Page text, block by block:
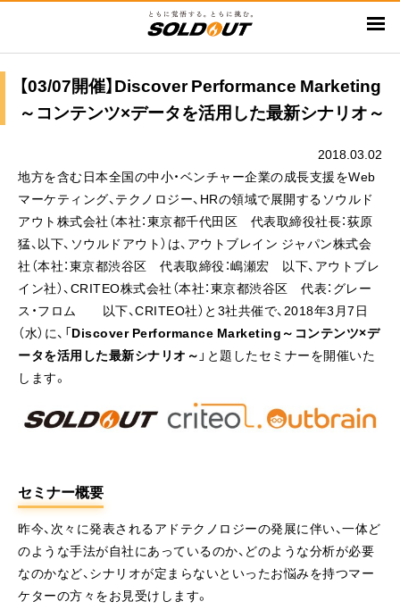
ン
テ
【03/07開催】Discover Performance Marketing
～コンテンツ×データを活用した最新シナリオ～
2018.03.02
地方を含む日本全国の中小・ベンチャー企業の成長支援をWeb
マーケティング、テクノロジー、HRの領域で展開するソウルド
アウト株式会社（本社：東京都千代田区 代表取締役社長：荻原
猛、以下、ソウルドアウト）は、アウトブレイン ジャパン株式会
社（本社：東京都渋谷区 代表取締役：嶋瀬宏 以下、アウトブレ
イン社）、CRITEO株式会社（本社：東京都渋谷区 代表：グレー
ス・フロム 以下、CRITEO社）と3社共催で、2018年3月7日
（水）に、「Discover Performance Marketing～コンテンツ×デ
ータを活用した最新シナリオ～ 」と題したセミナーを開催いた
します。
セミナー概要
昨今、次々に発表されるアドテクノロジーの発展に伴い、一体ど
のような手法が自社にあっているのか、どのような分析が必要
なのかなど、シナリオが定まらないといったお悩みを持つマー
ケターの方々をお見受けします。